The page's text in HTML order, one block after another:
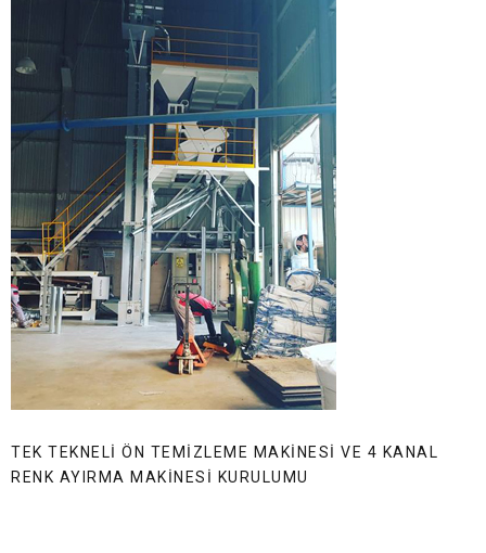
TEK TEKNELI ÖN TEMIZLEME MAKINESI VE 4 KANAL
RENK AYIRMA MAKINESI KURULUMU